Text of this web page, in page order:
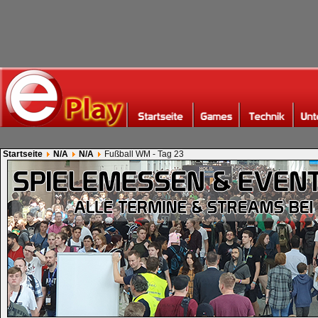
Startseite N/A N/A Fußball WM - Tag 23